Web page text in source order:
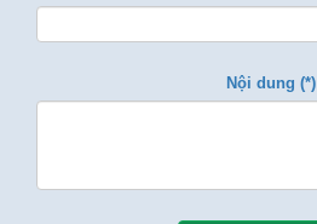
Nội dung (*)